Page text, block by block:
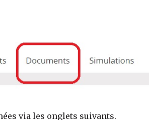
via les onglets suivants.